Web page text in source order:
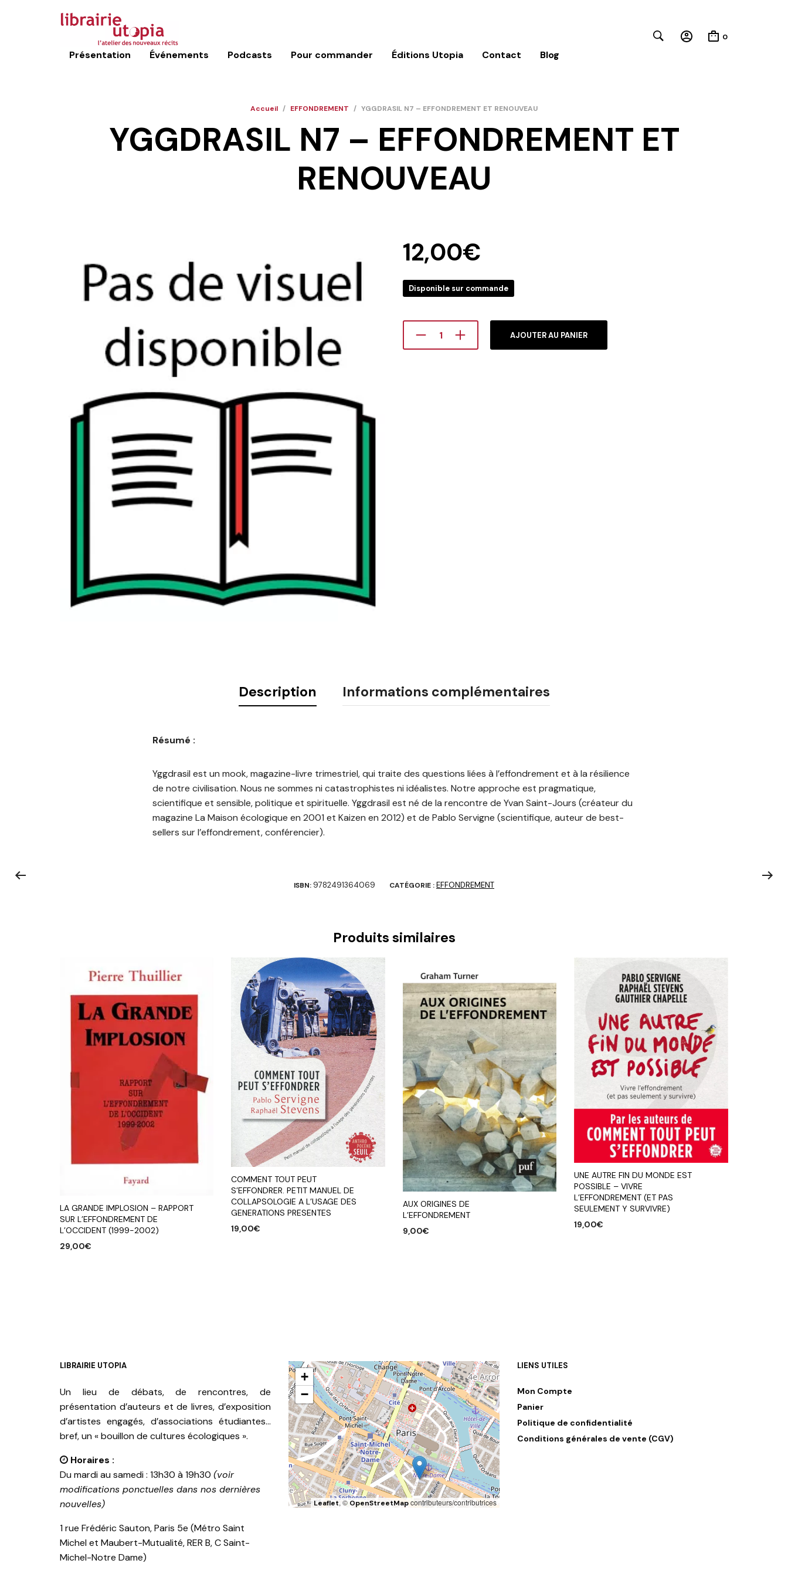
Présentation Événements Podcasts Pour commander Éditions Utopia Contact Blog
0
Accueil / EFFONDREMENT / YGGDRASIL N7 – EFFONDREMENT ET RENOUVEAU
YGGDRASIL N7 – EFFONDREMENT ET
RENOUVEAU
12,00€
Disponible sur commande
AJOUTER AU PANIER
Description Informations complémentaires
Résumé :
Yggdrasil est un mook, magazine-livre trimestriel, qui traite des questions liées à l’effondrement et à la résilience
de notre civilisation. Nous ne sommes ni catastrophistes ni idéalistes. Notre approche est pragmatique,
scientifique et sensible, politique et spirituelle. Yggdrasil est né de la rencontre de Yvan Saint-Jours (créateur du
magazine La Maison écologique en 2001 et Kaizen en 2012) et de Pablo Servigne (scientifique, auteur de best-
sellers sur l’effondrement, conférencier).
ISBN: 9782491364069 CATÉGORIE :EFFONDREMENT
Produits similaires
LA GRANDE IMPLOSION – RAPPORT
SUR L’EFFONDREMENT DE
L’OCCIDENT (1999-2002)
29,00€
COMMENT TOUT PEUT
S’EFFONDRER. PETIT MANUEL DE
COLLAPSOLOGIE A L’USAGE DES
GENERATIONS PRESENTES
19,00€
AUX ORIGINES DE
L’EFFONDREMENT
9,00€
UNE AUTRE FIN DU MONDE EST
POSSIBLE – VIVRE
L’EFFONDREMENT (ET PAS
SEULEMENT Y SURVIVRE)
19,00€
LIBRAIRIE UTOPIA
Un lieu de débats, de rencontres, de
présentation d’auteurs et de livres, d’exposition
d’artistes engagés, d’associations étudiantes…
bref, un « bouillon de cultures écologiques ».
Horaires :
Du mardi au samedi : 13h30 à 19h30 (voir
modifications ponctuelles dans nos dernières
nouvelles)
1 rue Frédéric Sauton, Paris 5e (Métro Saint
Michel et Maubert-Mutualité, RER B, C Saint-
Michel-Notre Dame)
+
−
Leaflet, ©OpenStreetMapcontributeurs/contributrices
LIENS UTILES
Mon Compte
Panier
Politique de confidentialité
Conditions générales de vente (CGV)